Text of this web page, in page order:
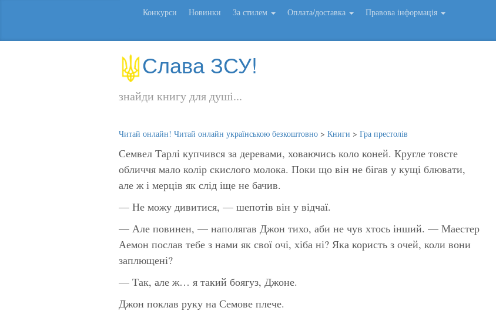
Конкурси Новинки За стилем Оплата/доставка Правова інформація
Слава ЗСУ!
знайди книгу для душі...
Читай онлайн! Читай онлайн українською безкоштовно > Книги > Гра престолів
Семвел Тарлі купчився за деревами, ховаючись коло коней. Кругле товсте
обличчя мало колір скислого молока. Поки що він не бігав у кущі блювати,
але ж і мерців як слід іще не бачив.
— Не можу дивитися, — шепотів він у відчаї.
— Але повинен, — наполягав Джон тихо, аби не чув хтось інший. — Маестер
Аемон послав тебе з нами як свої очі, хіба ні? Яка користь з очей, коли вони
заплющені?
— Так, але ж… я такий боягуз, Джоне.
Джон поклав руку на Семове плече.